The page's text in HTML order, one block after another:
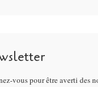
vous pour être averti des